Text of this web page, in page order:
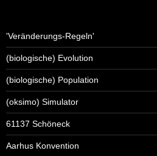
'Veränderungs-Regeln'
(biologische) Evolution
(biologische) Population
(oksimo) Simulator
61137 Schöneck
Aarhus Konvention